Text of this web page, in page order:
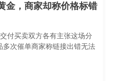
金，商家却称价格标错
付买卖双方各有主张这场分
次催单商家称链接出错无法